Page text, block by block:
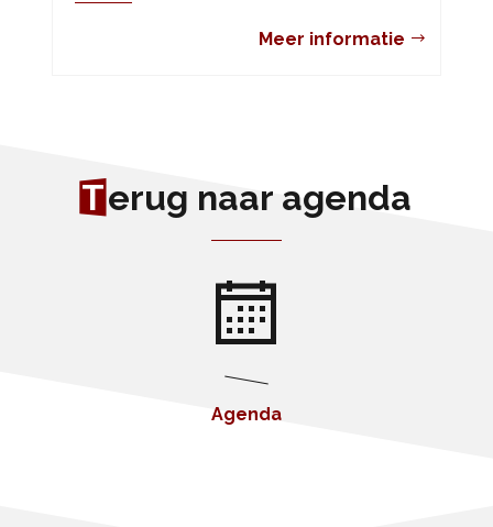
Meer informatie
Terug naar agenda
Agenda